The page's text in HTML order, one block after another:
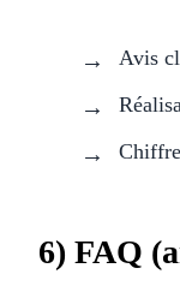
Avis
6) FAQ